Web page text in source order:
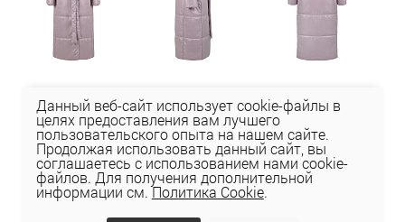
Данный веб-сайт использует cookie-файлы в
целях предоставления вам лучшего
пользовательского опыта на нашем сайте.
Продолжая использовать данный сайт, вы
соглашаетесь с использованием нами cookie-
файлов. Для получения дополнительной
информации см.Политика Cookie.